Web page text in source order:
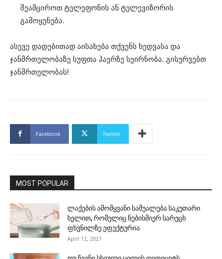
შეამციროთ ტელეფონის ან ტელევიზორის
გამოყენება.
ასევე დადებითად აისახება თქვენს ხედვასა და
ჯანმრთელობაზე სუფთა ჰაერზე სეირნობა. გისურვებთ
ჯანმრთელობას!
Facebook Twitter
MOST POPULAR
ლაქების ამომყვანი საშუალება საკუთარი
ხელით, რომელიც ნებისმიერ სარეცხ
ფხვნილზე ეფექტურია
April 12, 2021